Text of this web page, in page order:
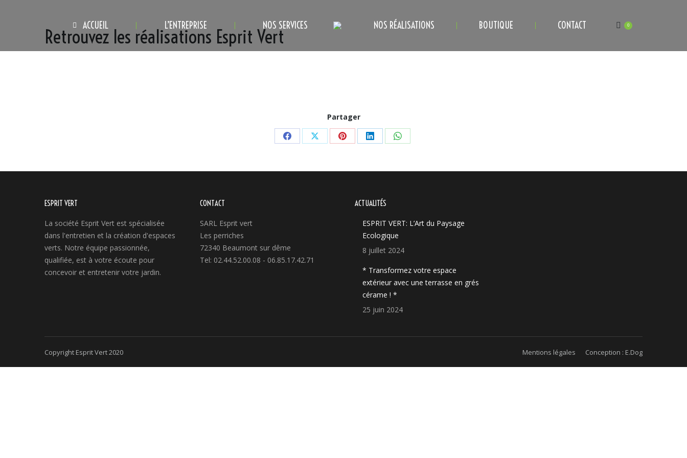
ACCUEIL L’ENTREPRISE NOS SERVICES NOS RÉALISATIONS BOUTIQUE CONTACT 0
Retrouvez les réalisations Esprit Vert
Mobilier
Partager
Partager
Facebook
Partager
X
Partager
Pinterest
Partager
LinkedIn
Partager
WhatsApp
ESPRIT VERT
La société Esprit Vert est spécialisée
dans l'entretien et la création d'espaces
verts. Notre équipe passionnée,
qualifiée, est à votre écoute pour
concevoir et entretenir votre jardin.
CONTACT
SARL Esprit vert
Les perriches
72340 Beaumont sur dême
Tel: 02.44.52.00.08 - 06.85.17.42.71
ACTUALITÉS
ESPRIT VERT: L’Art du Paysage
Ecologique
8 juillet 2024
* Transformez votre espace
extérieur avec une terrasse en grés
cérame ! *
25 juin 2024
Copyright Esprit Vert 2020 Mentions légales Conception : E.Dog